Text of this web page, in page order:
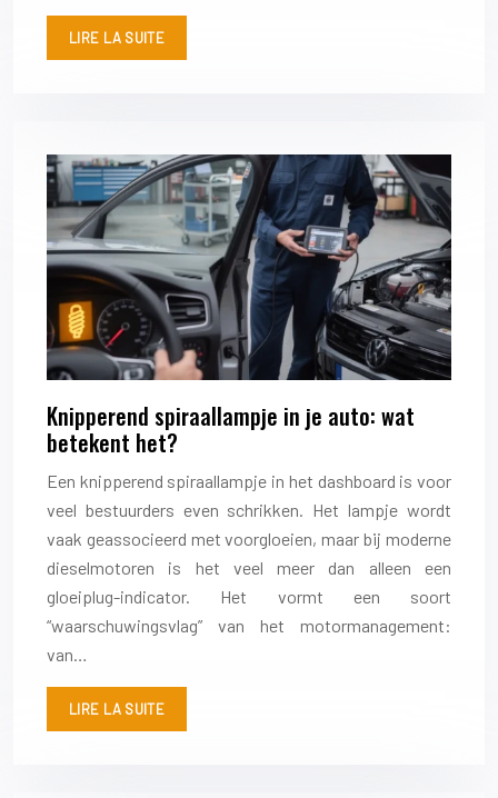
LIRE LA SUITE
Knipperend spiraallampje in je auto: wat
betekent het?
Een knipperend spiraallampje in het dashboard is voor
veel bestuurders even schrikken. Het lampje wordt
vaak geassocieerd met voorgloeien, maar bij moderne
dieselmotoren is het veel meer dan alleen een
gloeiplug-indicator. Het vormt een soort
“waarschuwingsvlag” van het motormanagement:
van…
LIRE LA SUITE